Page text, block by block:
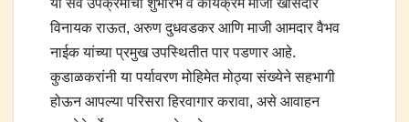
विनायक राऊत, अरुण दुधवडकर आणि माजी आमदार वैभव
नाईक यांच्या प्रमुख उपस्थितीत पार पडणार आहे.
कुडाळकरांनी या पर्यावरण मोहिमेत मोठ्या संख्येने सहभागी
होऊन आपल्या परिसरा हिरवागार करावा, असे आवाहन